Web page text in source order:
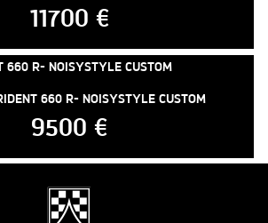
11700 €
660 R- NOISYSTYLE CUSTOM
9500 €